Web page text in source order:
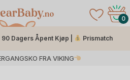
0
90 Dagers Åpent Kjøp | Prismatch
FRA VIKING